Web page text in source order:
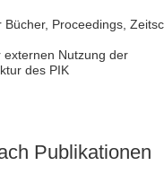
Proceedings,
Nutzung der
des PIK
Publikationen